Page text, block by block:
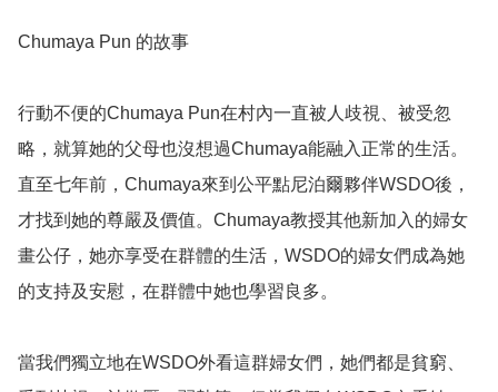
Chumaya Pun 的故事
行動不便的Chumaya Pun在村內一直被人歧視、被受忽
略，就算她的父母也沒想過Chumaya能融入正常的生活。
直至七年前，Chumaya來到公平點尼泊爾夥伴WSDO後，
才找到她的尊嚴及價值。Chumaya教授其他新加入的婦女
畫公仔，她亦享受在群體的生活，WSDO的婦女們成為她
的支持及安慰，在群體中她也學習良多。
當我們獨立地在WSDO外看這群婦女們，她們都是貧窮、